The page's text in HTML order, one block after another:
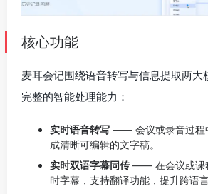
核心功能
麦耳会记围绕语音转写与信息提取两大
完整的智能处理能力：
实时语音转写 —— 会议或录音过程
成清晰可编辑的文字稿。
实时双语字幕同传 —— 在会议或课
时字幕，支持翻译功能，提升跨语言